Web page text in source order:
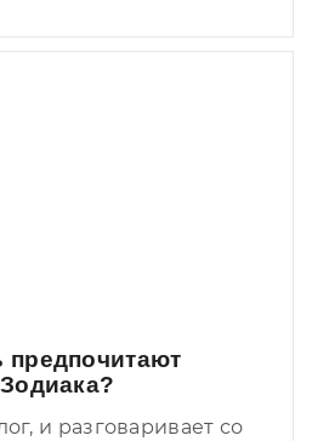
и разговаривает со